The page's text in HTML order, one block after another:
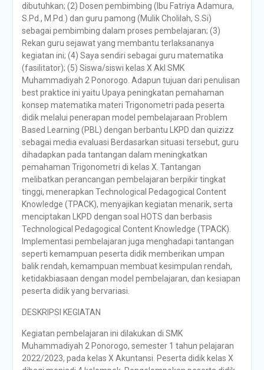
dibutuhkan; (2) Dosen pembimbing (Ibu Fatriya Adamura,
S.Pd., M.Pd.) dan guru pamong (Mulik Cholilah, S.Si)
sebagai pembimbing dalam proses pembelajaran; (3)
Rekan guru sejawat yang membantu terlaksananya
kegiatan ini; (4) Saya sendiri sebagai guru matematika
(fasilitator); (5) Siswa/siswi kelas X Akl SMK
Muhammadiyah 2 Ponorogo. Adapun tujuan dari penulisan
best praktice ini yaitu Upaya peningkatan pemahaman
konsep matematika materi Trigonometri pada peserta
didik melalui penerapan model pembelajaraan Problem
Based Learning (PBL) dengan berbantu LKPD dan quizizz
sebagai media evaluasi Berdasarkan situasi tersebut, guru
dihadapkan pada tantangan dalam meningkatkan
pemahaman Trigonometri di kelas X. Tantangan
melibatkan perancangan pembelajaran berpikir tingkat
tinggi, menerapkan Technological Pedagogical Content
Knowledge (TPACK), menyajikan kegiatan menarik, serta
menciptakan LKPD dengan soal HOTS dan berbasis
Technological Pedagogical Content Knowledge (TPACK).
Implementasi pembelajaran juga menghadapi tantangan
seperti kemampuan peserta didik memberikan umpan
balik rendah, kemampuan membuat kesimpulan rendah,
ketidakbiasaan dengan model pembelajaran, dan kesiapan
peserta didik yang bervariasi.
DESKRIPSI KEGIATAN
Kegiatan pembelajaran ini dilakukan di SMK
Muhammadiyah 2 Ponorogo, semester 1 tahun pelajaran
2022/2023, pada kelas X Akuntansi. Peserta didik kelas X